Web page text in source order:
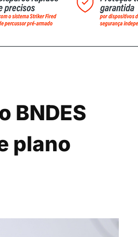
BNDES
plano